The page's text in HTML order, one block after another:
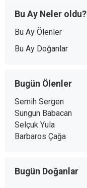
Bu Ay Neler oldu?
Bu Ay Ölenler
Bu Ay Doğanlar
Bugün Ölenler
Semih Sergen
Sungun Babacan
Selçuk Yula
Barbaros Çağa
Bugün Doğanlar